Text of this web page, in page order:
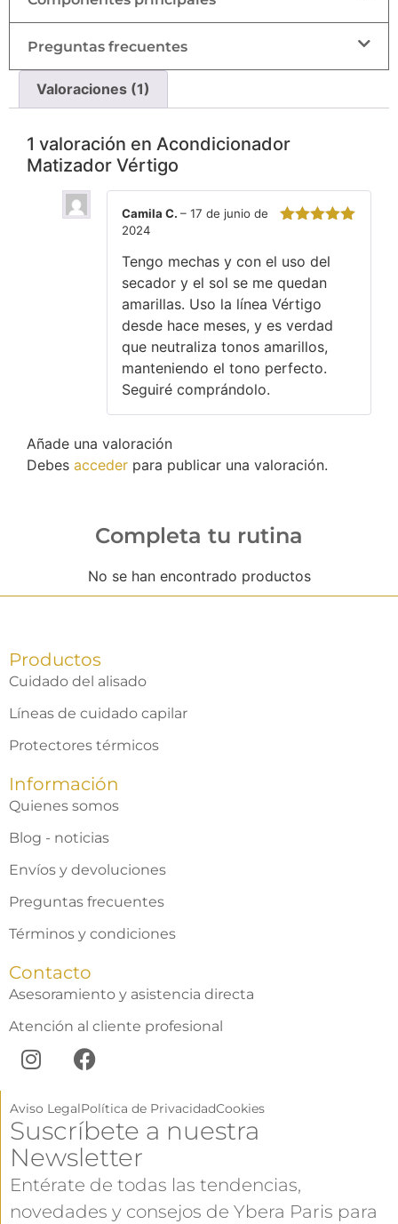
Preguntas frecuentes
Valoraciones (1)
1 valoración en Acondicionador
Matizador Vértigo
Camila C. – 17 de junio de
2024
Tengo mechas y con el uso del
secador y el sol se me quedan
amarillas. Uso la línea Vértigo
desde hace meses, y es verdad
que neutraliza tonos amarillos,
manteniendo el tono perfecto.
Seguiré comprándolo.
Añade una valoración
Debes acceder para publicar una valoración.
Completa tu rutina
No se han encontrado productos
Productos
Cuidado del alisado
Líneas de cuidado capilar
Protectores térmicos
Información
Quienes somos
Blog - noticias
Envíos y devoluciones
Preguntas frecuentes
Términos y condiciones
Contacto
Asesoramiento y asistencia directa
Atención al cliente profesional
Aviso LegalPolítica de PrivacidadCookies
Suscríbete a nuestra
Newsletter
Entérate de todas las tendencias,
novedades y consejos de Ybera Paris para